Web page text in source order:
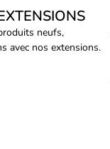
neufs,
avec nos extensions.